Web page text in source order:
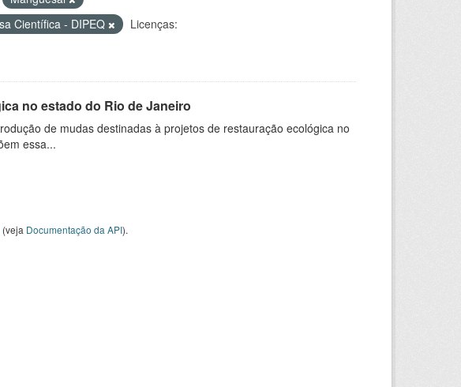
Científica - DIPEQ
Licenças:
no estado do Rio de Janeiro
de mudas destinadas à projetos de restauração ecológica no
essa...
(veja Documentação da API).